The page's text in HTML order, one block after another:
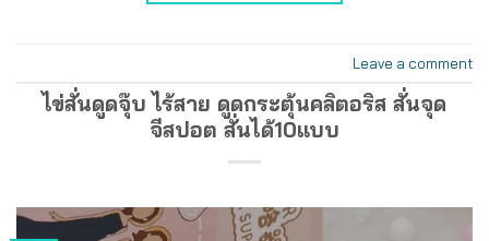
Leave a comment
ไข่สั่นดูดจุ๊บ ไร้สาย ดูดกระตุ้นคลิตอริส สั่นจุด
จีสปอต สั่นได้10แบบ